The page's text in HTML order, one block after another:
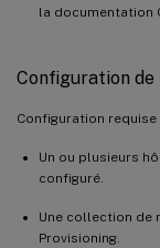
la documentation
Configuration de
Configuration requise
Un ou plusieurs
configuré.
Une collection de
Provisioning.